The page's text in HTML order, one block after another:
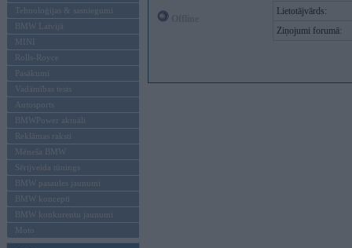
Tehnoloģijas & sasniegumi
BMW Latvijā
MINI
Rolls-Royce
Pasākumi
Vadāmības tests
Autosports
BMWPower aktuāli
Reklāmas raksti
Mēneša BMW
Sērijveida tūnings
BMW pasaules jaunumi
BMW koncepti
BMW konkurentu jaunumi
Moto
Lietotājvārds:
Ziņojumi forumā: